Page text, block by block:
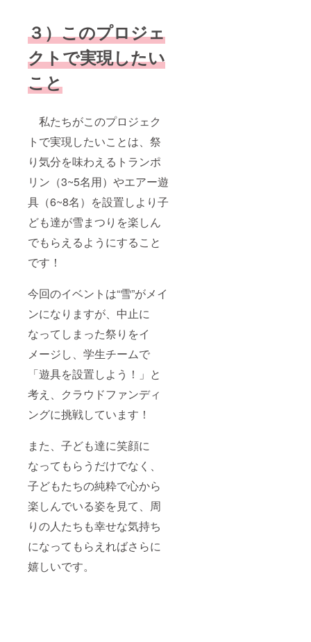
３）このプロジェ
クトで実現したい
こと
私たちがこのプロジェク
トで実現したいことは、祭
り気分を味わえるトランポ
リン（3~5名用）やエアー遊
具（6~8名）を設置しより子
ども達が雪まつりを楽しん
でもらえるようにすること
です！
今回のイベントは“雪”がメイ
ンになりますが、中止に
なってしまった祭りをイ
メージし、学生チームで
「遊具を設置しよう！」と
考え、クラウドファンディ
ングに挑戦しています！
また、子ども達に笑顔に
なってもらうだけでなく、
子どもたちの純粋で心から
楽しんでいる姿を見て、周
りの人たちも幸せな気持ち
になってもらえればさらに
嬉しいです。